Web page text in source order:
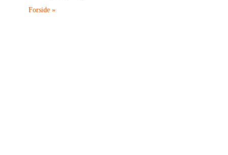
Forside »